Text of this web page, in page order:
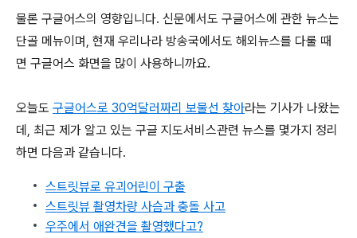
물론 구글어스의 영향입니다. 신문에서도 구글어스에 관한 뉴스는
단골 메뉴이며, 현재 우리나라 방송국에서도 해외뉴스를 다룰 때
면 구글어스 화면을 많이 사용하니까요.
오늘도 구글어스로 30억달러짜리 보물선 찾아라는 기사가 나왔는
데, 최근 제가 알고 있는 구글 지도서비스관련 뉴스를 몇가지 정리
하면 다음과 같습니다.
스트릿뷰로 유괴어린이 구출
스트릿뷰 촬영차량 사슴과 충돌 사고
우주에서 애완견을 촬영했다고?